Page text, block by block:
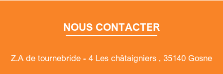
NOUS CONTACTER
Z.A de tournebride - 4 Les châtaigniers , 35140 Gosne